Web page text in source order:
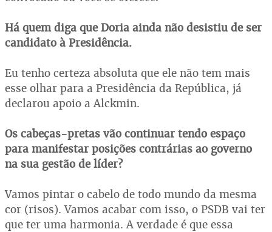
Há quem diga que Doria ainda não desistiu de ser
candidato à Presidência.
Eu tenho certeza absoluta que ele não tem mais
esse olhar para a Presidência da República, já
declarou apoio a Alckmin.
Os cabeças-pretas vão continuar tendo espaço
para manifestar posições contrárias ao governo
na sua gestão de líder?
Vamos pintar o cabelo de todo mundo da mesma
cor (risos). Vamos acabar com isso, o PSDB vai ter
que ter uma harmonia. A verdade é que essa